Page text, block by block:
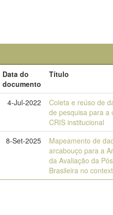
Data do
documento
Título
4-Jul-2022
Coleta e reúso de
de pesquisa para a
CRIS institucional
8-Set-2025
Mapeamento de
arcabouço para a
da Avaliação da
Brasileira no